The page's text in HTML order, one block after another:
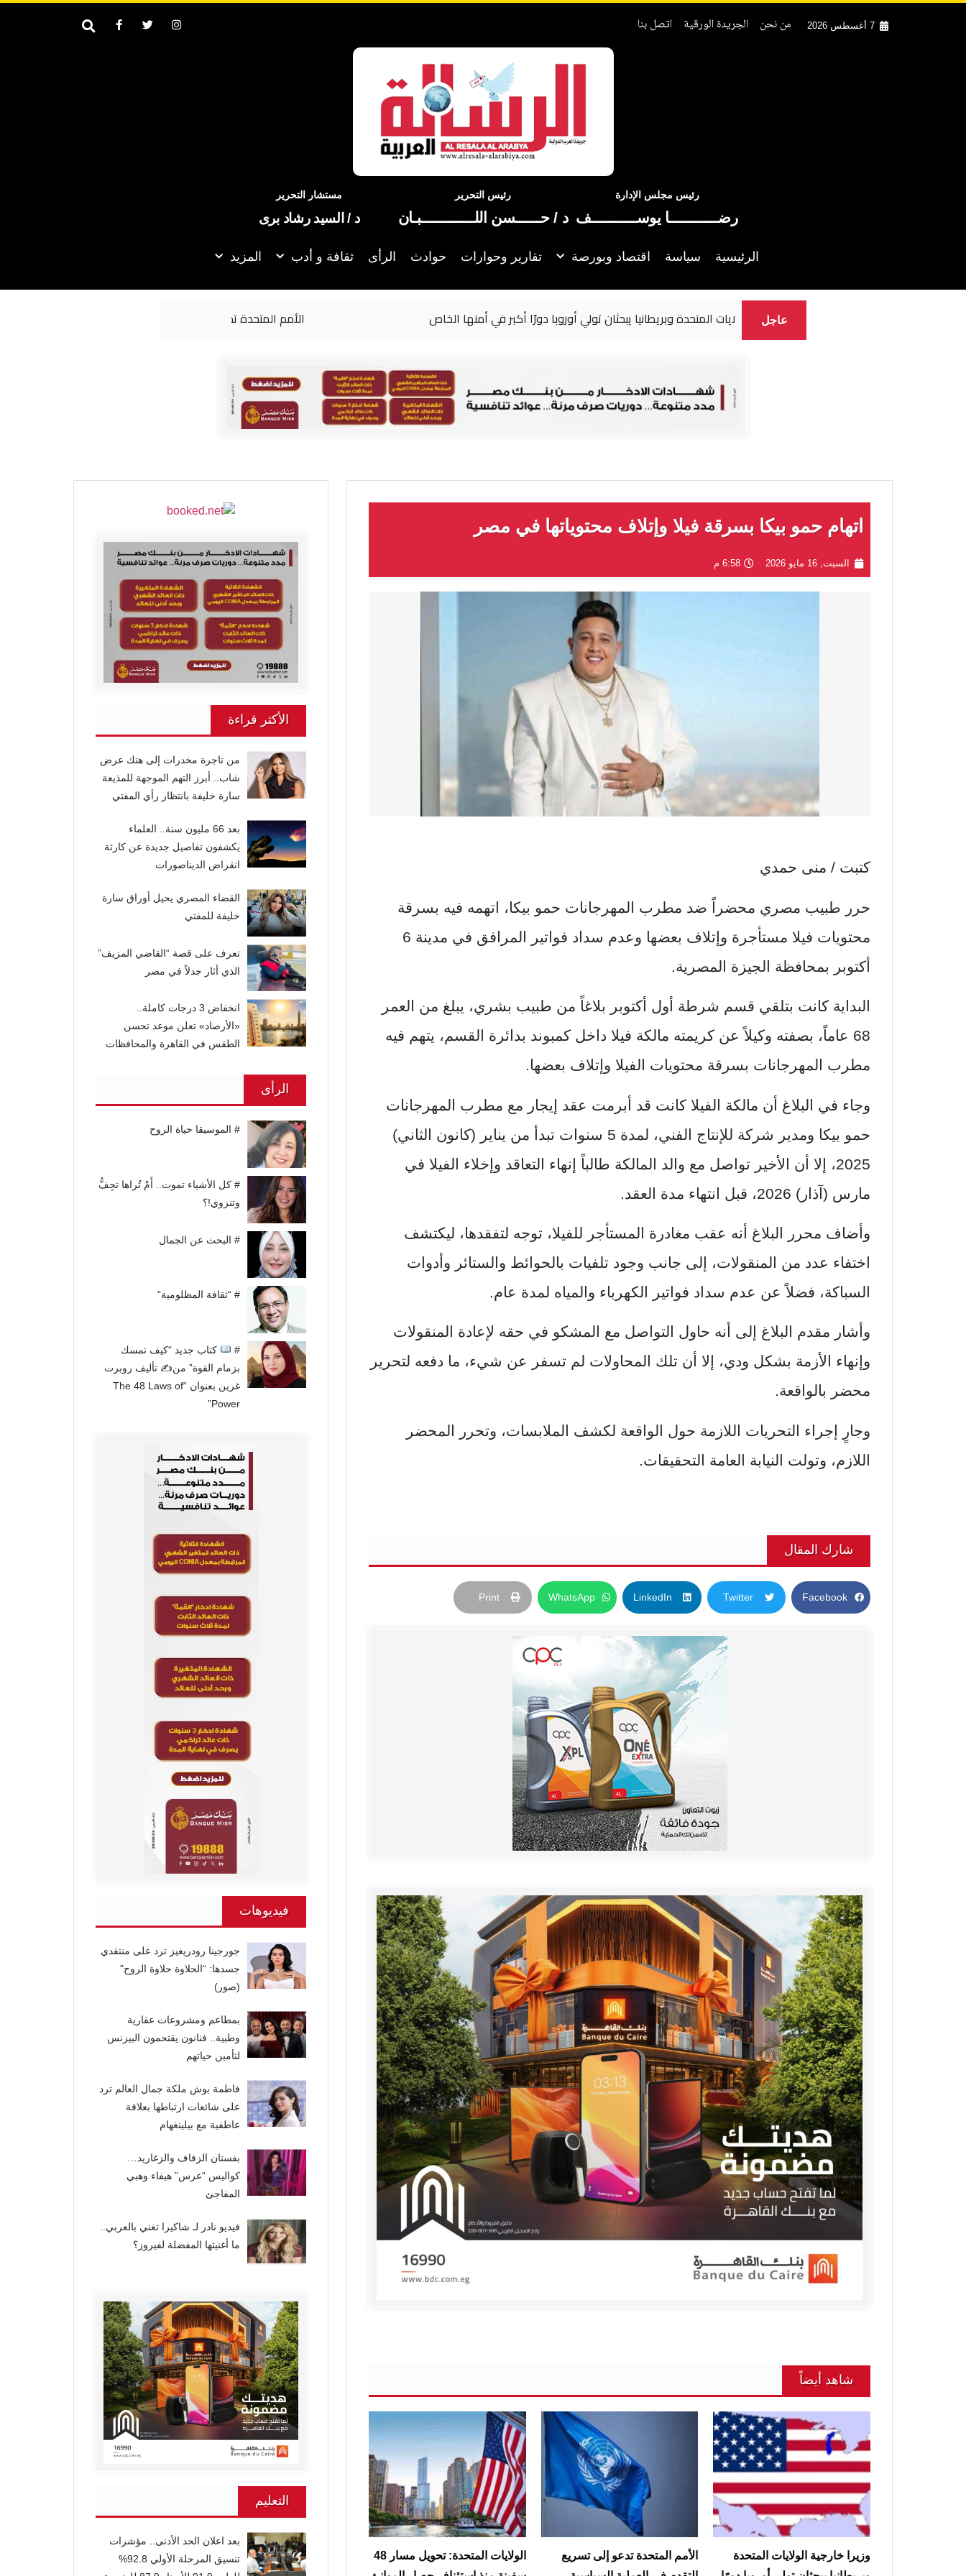
7 أغسطس 2026 من نحن الجريدة الورقية اتصل بنا
رئيس مجلس الإدارة
رضــــــــــــا يوســـــــــــف
رئيس التحرير
د / حــــــسن اللـــــــــــــبـان
مستشار التحرير
د / السيد رشاد برى
الرئيسية سياسة اقتصاد وبورصة تقارير وحوارات حوادث الرأى ثقافة و أدب المزيد
عاجل الأمم المتحدة تدعو إلى تسريع التقدم في العملية السياسية بجنوب السودان
اتهام حمو بيكا بسرقة فيلا وإتلاف محتوياتها في مصر
السبت, 16 مايو 2026 6:58 م
كتبت / منى حمدي
حرر طبيب مصري محضراً ضد مطرب المهرجانات حمو بيكا، اتهمه فيه بسرقة
محتويات فيلا مستأجرة وإتلاف بعضها وعدم سداد فواتير المرافق في مدينة 6
أكتوبر بمحافظة الجيزة المصرية.
البداية كانت بتلقي قسم شرطة أول أكتوبر بلاغاً من طبيب بشري، يبلغ من العمر
68 عاماً، بصفته وكيلاً عن كريمته مالكة فيلا داخل كمبوند بدائرة القسم، يتهم فيه
مطرب المهرجانات بسرقة محتويات الفيلا وإتلاف بعضها.
وجاء في البلاغ أن مالكة الفيلا كانت قد أبرمت عقد إيجار مع مطرب المهرجانات
حمو بيكا ومدير شركة للإنتاج الفني، لمدة 5 سنوات تبدأ من يناير (كانون الثاني)
2025، إلا أن الأخير تواصل مع والد المالكة طالباً إنهاء التعاقد وإخلاء الفيلا في
مارس (آذار) 2026، قبل انتهاء مدة العقد.
وأضاف محرر البلاغ أنه عقب مغادرة المستأجر للفيلا، توجه لتفقدها، ليكتشف
اختفاء عدد من المنقولات، إلى جانب وجود تلفيات بالحوائط والستائر وأدوات
السباكة، فضلاً عن عدم سداد فواتير الكهرباء والمياه لمدة عام.
وأشار مقدم البلاغ إلى أنه حاول التواصل مع المشكو في حقه لإعادة المنقولات
وإنهاء الأزمة بشكل ودي، إلا أن تلك المحاولات لم تسفر عن شيء، ما دفعه لتحرير
محضر بالواقعة.
وجارٍ إجراء التحريات اللازمة حول الواقعة لكشف الملابسات، وتحرر المحضر
اللازم، وتولت النيابة العامة التحقيقات.
شارك المقال
Facebook
Twitter
LinkedIn
WhatsApp
Print
شاهد أيضاً
وزيرا خارجية الولايات المتحدة
الأمم المتحدة تدعو إلى تسريع
الولايات المتحدة: تحويل مسار 48
الأكثر قراءة
من تاجرة مخدرات إلى هتك عرض
شاب.. أبرز التهم الموجهة للمذيعة
سارة خليفة بانتظار رأي المفتي
بعد 66 مليون سنة.. العلماء
يكشفون تفاصيل جديدة عن كارثة
انقراض الديناصورات
القضاء المصري يحيل أوراق سارة
خليفة للمفتي
تعرف على قصة “القاضي المزيف”
الذي أثار جدلاً في مصر
انخفاض 3 درجات كاملة..
«الأرصاد» تعلن موعد تحسن
الطقس في القاهرة والمحافظات
الرأى
# الموسيقا حياة الروح
# كل الأشياء تموت.. أَمْ تُراها تجِفُّ
وتنزوي!؟
# البحث عن الجمال
# “ثقافة المظلومية”
#
كتاب جديد “كيف تمسك
بزمام القوة” من✍ تأليف روبرت
غرين بعنوان “The 48 Laws of
Power”
فيديوهات
جورجينا رودريغيز ترد على منتقدي
جسدها: “الحلاوة حلاوة الروح”
(صور)
بمطاعم ومشروعات عقارية
وطبية.. فنانون يقتحمون البيزنس
لتأمين حياتهم
فاطمة بوش ملكة جمال العالم ترد
على شائعات ارتباطها بعلاقة
عاطفية مع بيلينغهام
بفستان الزفاف والزغاريد…
كواليس “عرس” هيفاء وهبي
المفاجئ
فيديو نادر لـ شاكيرا تغني بالعربي..
ما أغنيتها المفضلة لفيروز؟
التعليم
بعد اعلان الحد الأدنى.. مؤشرات
تنسيق المرحلة الأولي 92.8%